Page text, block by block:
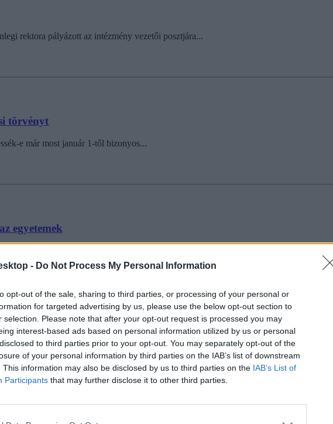
- Do Not Process My Personal Information
opt-out of the sale, sharing to third parties, or processing of your personal or
for targeted advertising by us, please use the below opt-out section to
selection. Please note that after your opt-out request is processed you may
interest-based ads based on personal information utilized by us or personal
to third parties prior to your opt-out. You may separately opt-out of the
of your personal information by third parties on the IAB’s list of downstream
This information may also be disclosed by us to third parties on the IAB’s List of
Participants that may further disclose it to other third parties.
rektora pályázott az intézmény vezetői posztjára...
törvényt
e már most január 1-től bizonyos...
egyetemek
a személyi jövedelemadóról, az...
a miniszter
Egyetem rektorválasztásának eredményét...